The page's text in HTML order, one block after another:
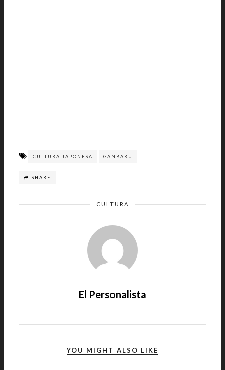
CULTURA JAPONESA GANBARU
SHARE
CULTURA
El Personalista
YOU MIGHT ALSO LIKE